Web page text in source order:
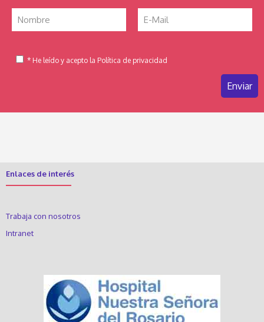
* He leído y acepto la Política de privacidad
Enlaces de interés
Trabaja con nosotros
Intranet